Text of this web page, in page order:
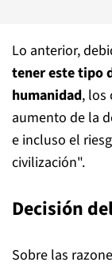
Lo anterior,
tener este tipo
humanidad, los
aumento de la
e incluso el
civilización".
Decisión
Sobre las